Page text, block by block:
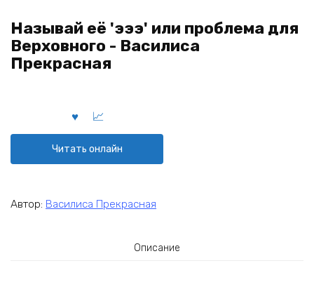
Называй её 'эээ' или проблема для
Верховного - Василиса
Прекрасная
Читать онлайн
Автор: Василиса Прекрасная
Описание